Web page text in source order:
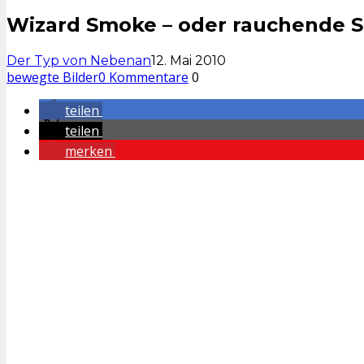
Wizard Smoke – oder rauchende
Der Typ von Nebenan12. Mai 2010
bewegte Bilder0 Kommentare 0
teilen
teilen
merken